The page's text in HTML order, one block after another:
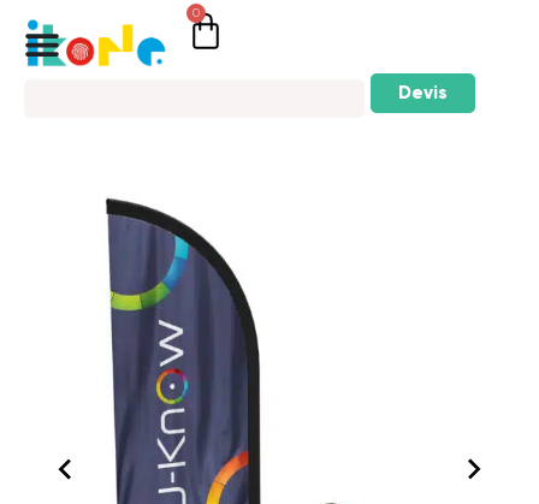
0
Devis